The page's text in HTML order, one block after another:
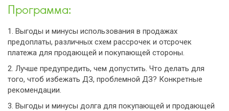
Программа:
1. Выгоды и минусы использования в продажах
предоплаты, различных схем рассрочек и отсрочек
платежа для продающей и покупающей стороны.
2. Лучше предупредить, чем допустить. Что делать для
того, чтоб избежать ДЗ, проблемной ДЗ? Конкретные
рекомендации.
3. Выгоды и минусы долга для покупающей и продающей